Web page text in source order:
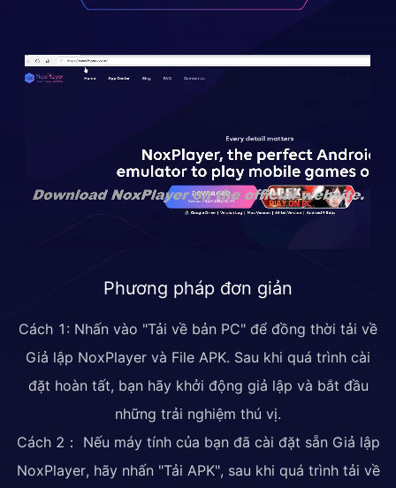
Phương pháp đơn giản
Cách 1: Nhấn vào "Tải về bản PC" để đồng thời tải về
Giả lập NoxPlayer và File APK. Sau khi quá trình cài
đặt hoàn tất, bạn hãy khởi động giả lập và bắt đầu
những trải nghiệm thú vị.
Cách 2： Nếu máy tính của bạn đã cài đặt sẵn Giả lập
NoxPlayer, hãy nhấn "Tải APK", sau khi quá trình tải về